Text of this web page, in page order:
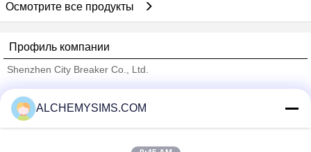
Осмотрите все продукты
Профиль компании
Shenzhen City Breaker Co., Ltd.
Trust Seal
Verified Suplier
ALCHEMYSIMS.COM